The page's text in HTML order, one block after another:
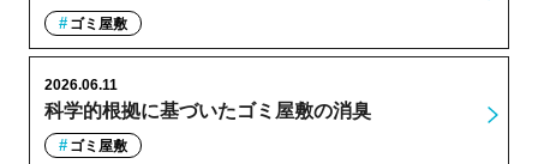
ゴミ屋敷
科学的根拠に基づいたゴミ屋敷の消臭
2026.06.11
ゴミ屋敷